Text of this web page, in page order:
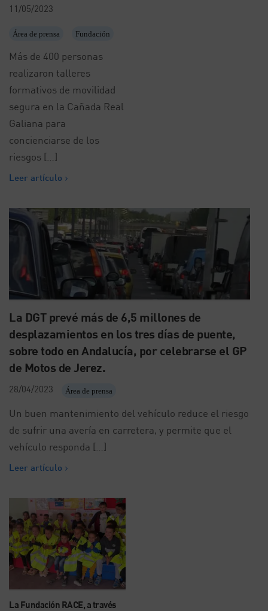
11/05/2023
Área de prensa Fundación
Más de 400 personas
realizaron talleres
formativos de movilidad
segura en la Cañada Real
Galiana para
concienciarse de los
riesgos […]
Leer artículo
La DGT prevé más de 6,5 millones de
desplazamientos en los tres días de puente,
sobre todo en Andalucía, por celebrarse el GP
de Motos de Jerez.
28/04/2023 Área de prensa
Un buen mantenimiento del vehículo reduce el riesgo
de sufrir una avería en carretera, y permite que el
vehículo responda […]
Leer artículo
La Fundación RACE, a través